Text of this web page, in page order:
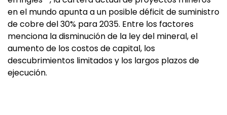
en el mundo apunta a un posible déficit de suministro
de cobre del 30% para 2035. Entre los factores
menciona la disminución de la ley del mineral, el
aumento de los costos de capital, los
descubrimientos limitados y los largos plazos de
ejecución.